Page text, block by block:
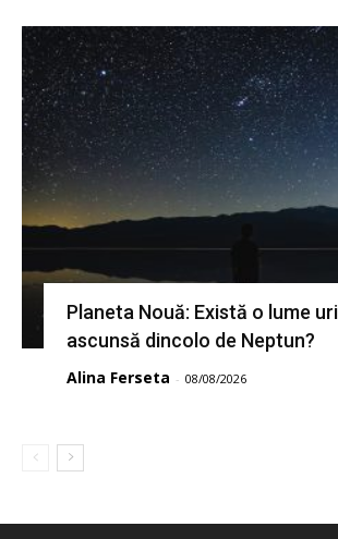
Planeta Nouă: Există o lume
ascunsă dincolo de Neptun?
Alina Ferseta - 08/08/2026